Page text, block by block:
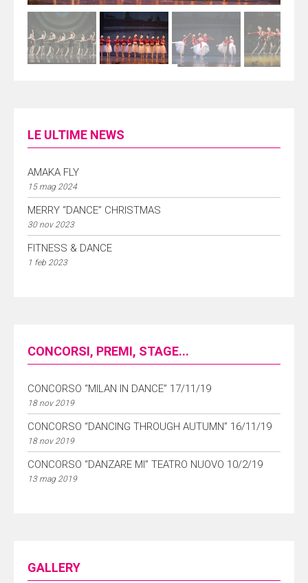
LE ULTIME NEWS
AMAKA FLY
15 mag 2024
MERRY “DANCE” CHRISTMAS
30 nov 2023
FITNESS & DANCE
1 feb 2023
CONCORSI, PREMI, STAGE...
CONCORSO “MILAN IN DANCE” 17/11/19
18 nov 2019
CONCORSO “DANCING THROUGH AUTUMN” 16/11/19
18 nov 2019
CONCORSO “DANZARE MI” TEATRO NUOVO 10/2/19
13 mag 2019
GALLERY